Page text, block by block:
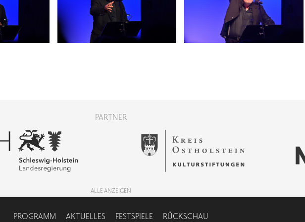
PARTNER
ALLE ANZEIGEN
PROGRAMM AKTUELLES FESTSPIELE RÜCKSCHAU